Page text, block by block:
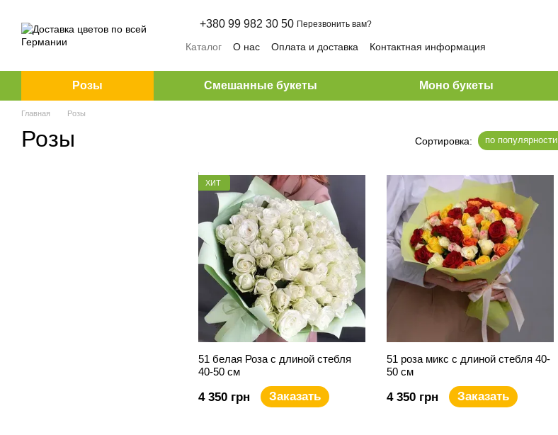
+380 99 982 30 50 Перезвонить вам?
Каталог О нас Оплата и доставка Контактная информация
Розы Смешанные букеты Моно букеты
Главная Розы
Розы Сортировка: по популярности
ХИТ
51 белая Роза с длиной стебля
40-50 см
4 350 грн Заказать
51 роза микс с длиной стебля 40-
50 см
4 350 грн Заказать